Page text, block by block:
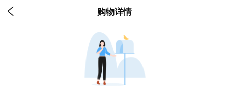
 购物详情